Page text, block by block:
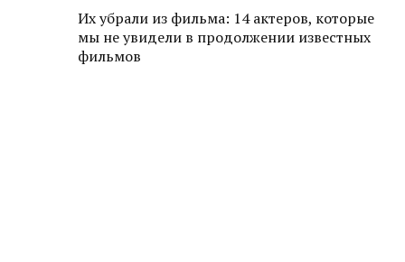
Их убрали из фильма: 14 актеров, которые
мы не увидели в продолжении известных
фильмов